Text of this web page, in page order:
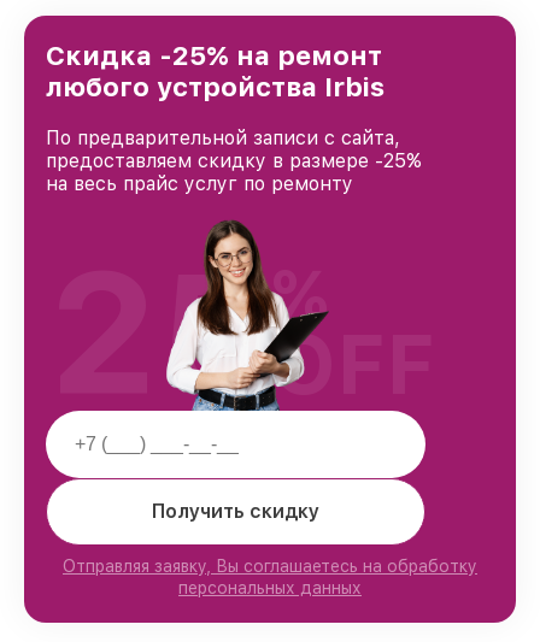
и лояльности наших клиентов.
Скидка -25% на ремонт
любого устройства Irbis
По предварительной записи с сайта,
предоставляем скидку в размере -25%
на весь прайс услуг по ремонту
Получить скидку
Отправляя заявку, Вы соглашаетесь на обработку
персональных данных
25%
OFF